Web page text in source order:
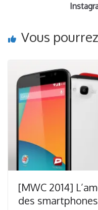
Vous
[MWC 2014]
des